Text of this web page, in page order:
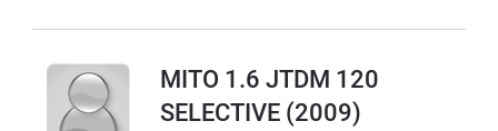
km...).Je ne l'ai finalement gardé seulement 1 an.2000
du haut moteur (multi air) et entretien classique suite à
quoi une conductrice à gentiment mis fin à mes
MITO 1.6 JTDM 120
SELECTIVE (2009)